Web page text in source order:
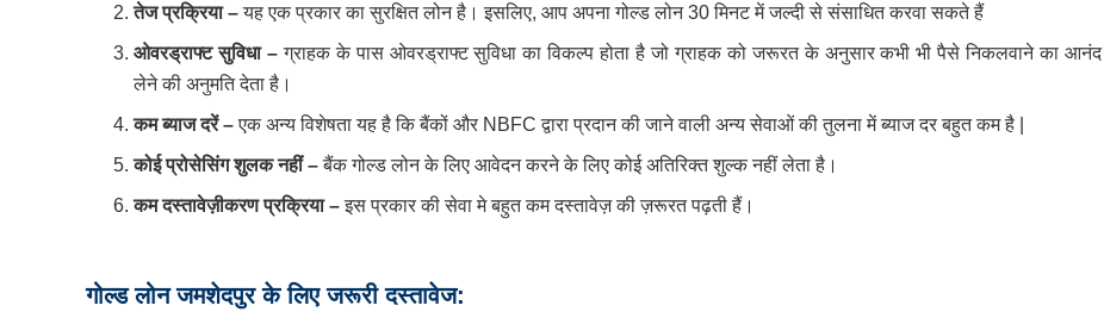
तेज प्रक्रिया –यह एक प्रकार का सुरक्षित लोन है। इसलिए, आप अपना गोल्ड लोन 30 मिनट में जल्दी से संसाधित करवा सकते हैं
ओवरड्राफ्ट सुविधा –ग्राहक के पास ओवरड्राफ्ट सुविधा का विकल्प होता है जो ग्राहक को जरूरत के अनुसार कभी भी पैसे निकलवाने का आनंद
लेने की अनुमति देता है।
कम ब्याज दरें –एक अन्य विशेषता यह है कि बैंकों और NBFC द्वारा प्रदान की जाने वाली अन्य सेवाओं की तुलना में ब्याज दर बहुत कम है |
कोई प्रोसेसिंग शुलक नहीं –बैंक गोल्ड लोन के लिए आवेदन करने के लिए कोई अतिरिक्त शुल्क नहीं लेता है।
कम दस्तावेज़ीकरण प्रक्रिया –इस प्रकार की सेवा मे बहुत कम दस्तावेज़ की ज़रूरत पढ़ती हैं।
गोल्ड लोन जमशेदपुर के लिए जरूरी दस्तावेज: